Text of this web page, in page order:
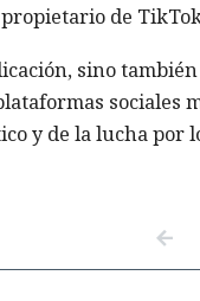
de
sino también
sociales
y de la lucha por